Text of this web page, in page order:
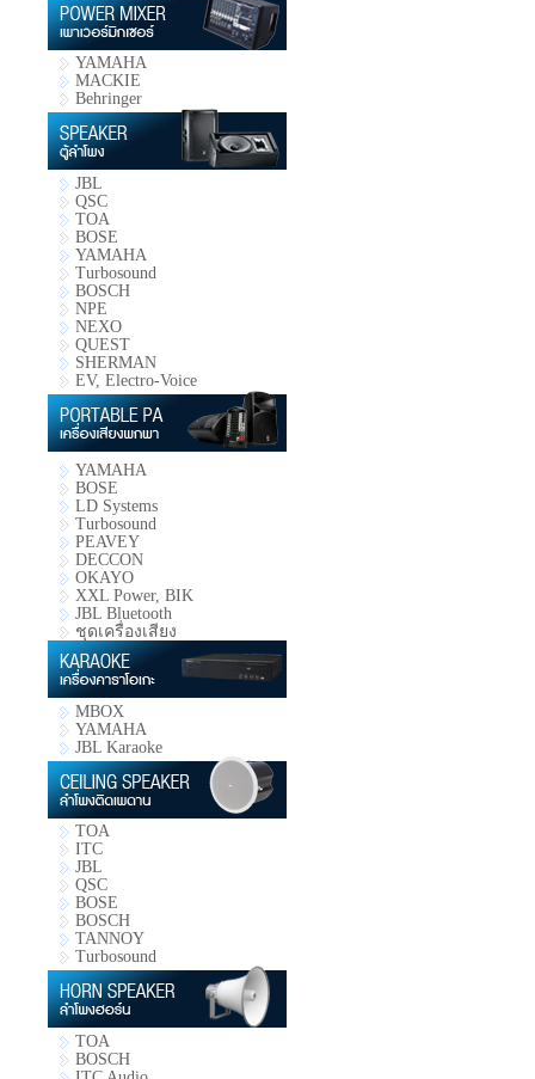
YAMAHA
MACKIE
Behringer
JBL
QSC
TOA
BOSE
YAMAHA
Turbosound
BOSCH
NPE
NEXO
QUEST
SHERMAN
EV, Electro-Voice
YAMAHA
BOSE
LD Systems
Turbosound
PEAVEY
DECCON
OKAYO
XXL Power, BIK
JBL Bluetooth
ชุดเครื่องเสียง
MBOX
YAMAHA
JBL Karaoke
TOA
ITC
JBL
QSC
BOSE
BOSCH
TANNOY
Turbosound
TOA
BOSCH